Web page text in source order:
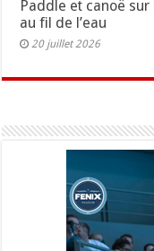
Paddle et canoë
au fil de l’eau
20 juillet 2026